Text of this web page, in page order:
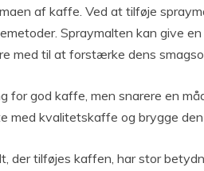
af kaffe. Ved at tilføje
Spraymalten kan give
med til at forstærke dens
for god kaffe, men snarere en
kvalitetskaffe og brygge
tilføjes kaffen, har stor